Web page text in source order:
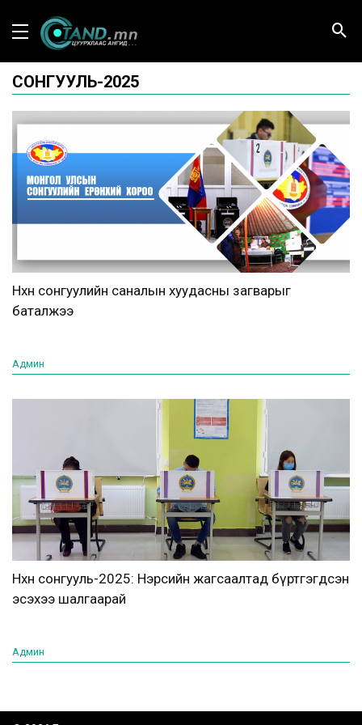
СОНГУУЛЬ-2025
Нөхөн сонгуулийн саналын хуудасны загварыг
баталжээ
Админ
Нөхөн сонгууль-2025: Нэрсийн жагсаалтад бүртгэгдсэн
эсэхээ шалгаарай
Админ